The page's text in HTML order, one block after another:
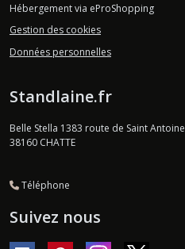
Hébergement via eProShopping
Gestion des cookies
Données personnelles
Standlaine.fr
Belle Stella 1383 route de Saint Antoine
38160 CHATTE
Téléphone
Suivez nous